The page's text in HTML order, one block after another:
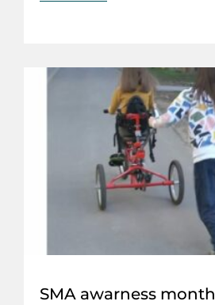
SMA awarness month